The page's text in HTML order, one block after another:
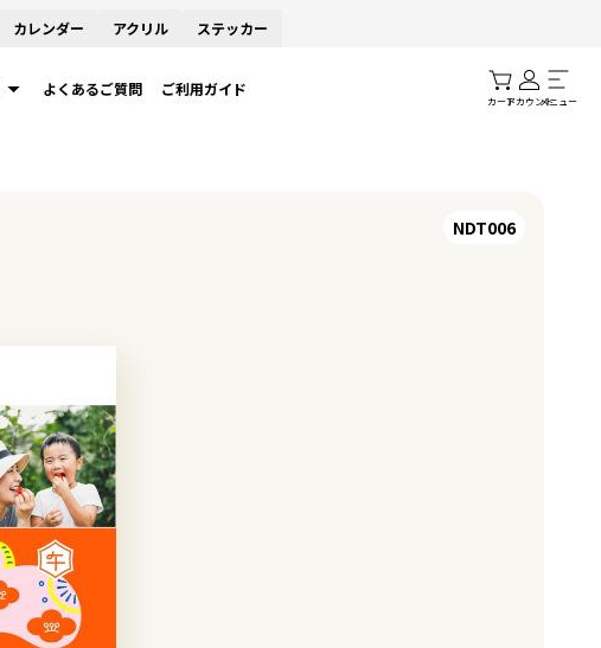
カレンダー アクリル ステッカー
よくあるご質問 ご利用ガイド
カートアカウントメニュー
NDT006